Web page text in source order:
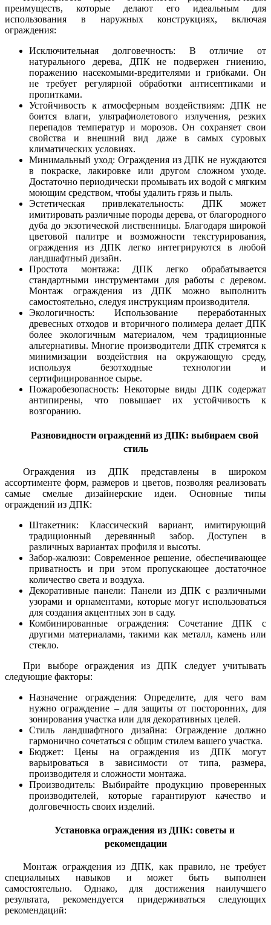
преимуществ, которые делают его идеальным для
использования в наружных конструкциях, включая
ограждения:
Исключительная долговечность: В отличие от
натурального дерева, ДПК не подвержен гниению,
поражению насекомыми-вредителями и грибками. Он
не требует регулярной обработки антисептиками и
пропитками.
Устойчивость к атмосферным воздействиям: ДПК не
боится влаги, ультрафиолетового излучения, резких
перепадов температур и морозов. Он сохраняет свои
свойства и внешний вид даже в самых суровых
климатических условиях.
Минимальный уход: Ограждения из ДПК не нуждаются
в покраске, лакировке или другом сложном уходе.
Достаточно периодически промывать их водой с мягким
моющим средством, чтобы удалить грязь и пыль.
Эстетическая привлекательность: ДПК может
имитировать различные породы дерева, от благородного
дуба до экзотической лиственницы. Благодаря широкой
цветовой палитре и возможности текстурирования,
ограждения из ДПК легко интегрируются в любой
ландшафтный дизайн.
Простота монтажа: ДПК легко обрабатывается
стандартными инструментами для работы с деревом.
Монтаж ограждения из ДПК можно выполнить
самостоятельно, следуя инструкциям производителя.
Экологичность: Использование переработанных
древесных отходов и вторичного полимера делает ДПК
более экологичным материалом, чем традиционные
альтернативы. Многие производители ДПК стремятся к
минимизации воздействия на окружающую среду,
используя безотходные технологии и
сертифицированное сырье.
Пожаробезопасность: Некоторые виды ДПК содержат
антипирены, что повышает их устойчивость к
возгоранию.
Разновидности ограждений из ДПК: выбираем свой
стиль
Ограждения из ДПК представлены в широком
ассортименте форм, размеров и цветов, позволяя реализовать
самые смелые дизайнерские идеи. Основные типы
ограждений из ДПК:
Штакетник: Классический вариант, имитирующий
традиционный деревянный забор. Доступен в
различных вариантах профиля и высоты.
Забор-жалюзи: Современное решение, обеспечивающее
приватность и при этом пропускающее достаточное
количество света и воздуха.
Декоративные панели: Панели из ДПК с различными
узорами и орнаментами, которые могут использоваться
для создания акцентных зон в саду.
Комбинированные ограждения: Сочетание ДПК с
другими материалами, такими как металл, камень или
стекло.
При выборе ограждения из ДПК следует учитывать
следующие факторы:
Назначение ограждения: Определите, для чего вам
нужно ограждение – для защиты от посторонних, для
зонирования участка или для декоративных целей.
Стиль ландшафтного дизайна: Ограждение должно
гармонично сочетаться с общим стилем вашего участка.
Бюджет: Цены на ограждения из ДПК могут
варьироваться в зависимости от типа, размера,
производителя и сложности монтажа.
Производитель: Выбирайте продукцию проверенных
производителей, которые гарантируют качество и
долговечность своих изделий.
Установка ограждения из ДПК: советы и
рекомендации
Монтаж ограждения из ДПК, как правило, не требует
специальных навыков и может быть выполнен
самостоятельно. Однако, для достижения наилучшего
результата, рекомендуется придерживаться следующих
рекомендаций: